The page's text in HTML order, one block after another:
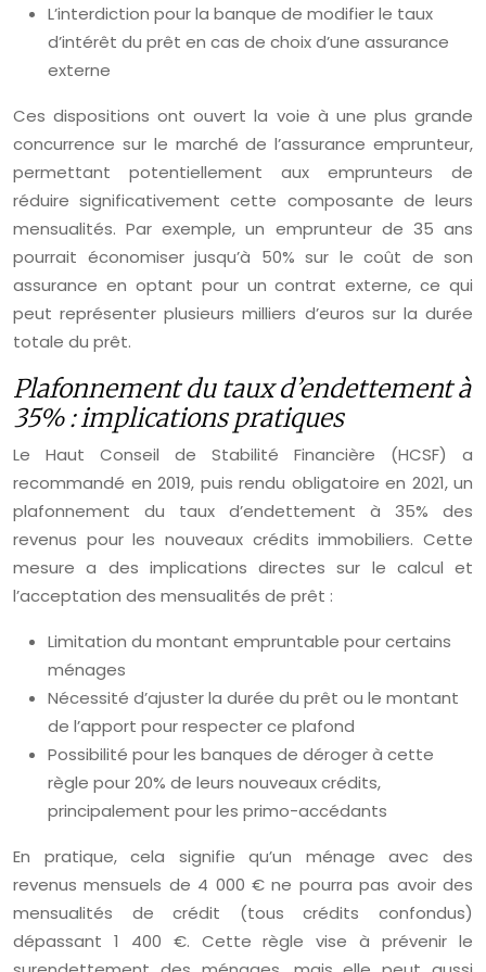
L’interdiction pour la banque de modifier le taux
d’intérêt du prêt en cas de choix d’une assurance
externe
Ces dispositions ont ouvert la voie à une plus grande
concurrence sur le marché de l’assurance emprunteur,
permettant potentiellement aux emprunteurs de
réduire significativement cette composante de leurs
mensualités. Par exemple, un emprunteur de 35 ans
pourrait économiser jusqu’à 50% sur le coût de son
assurance en optant pour un contrat externe, ce qui
peut représenter plusieurs milliers d’euros sur la durée
totale du prêt.
Plafonnement du taux d’endettement à
35% : implications pratiques
Le Haut Conseil de Stabilité Financière (HCSF) a
recommandé en 2019, puis rendu obligatoire en 2021, un
plafonnement du taux d’endettement à 35% des
revenus pour les nouveaux crédits immobiliers. Cette
mesure a des implications directes sur le calcul et
l’acceptation des mensualités de prêt :
Limitation du montant empruntable pour certains
ménages
Nécessité d’ajuster la durée du prêt ou le montant
de l’apport pour respecter ce plafond
Possibilité pour les banques de déroger à cette
règle pour 20% de leurs nouveaux crédits,
principalement pour les primo-accédants
En pratique, cela signifie qu’un ménage avec des
revenus mensuels de 4 000 € ne pourra pas avoir des
mensualités de crédit (tous crédits confondus)
dépassant 1 400 €. Cette règle vise à prévenir le